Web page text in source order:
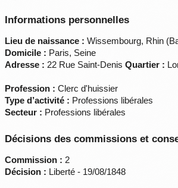
Informations personnelles
Lieu de naissance : Wissembourg, Rhin
Domicile : Paris, Seine
Adresse : 22 Rue Saint-DenisQuartier :
Profession : Clerc d'huissier
Type d’activité : Professions libérales
Secteur : Professions libérales
Décisions des commissions et
Commission : 2
Décision : Liberté - 19/08/1848